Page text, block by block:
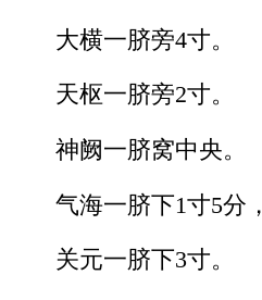
大横一脐旁4寸。
天枢一脐旁2寸。
神阙一脐窝中央。
气海一脐下1寸5分，
关元一脐下3寸。